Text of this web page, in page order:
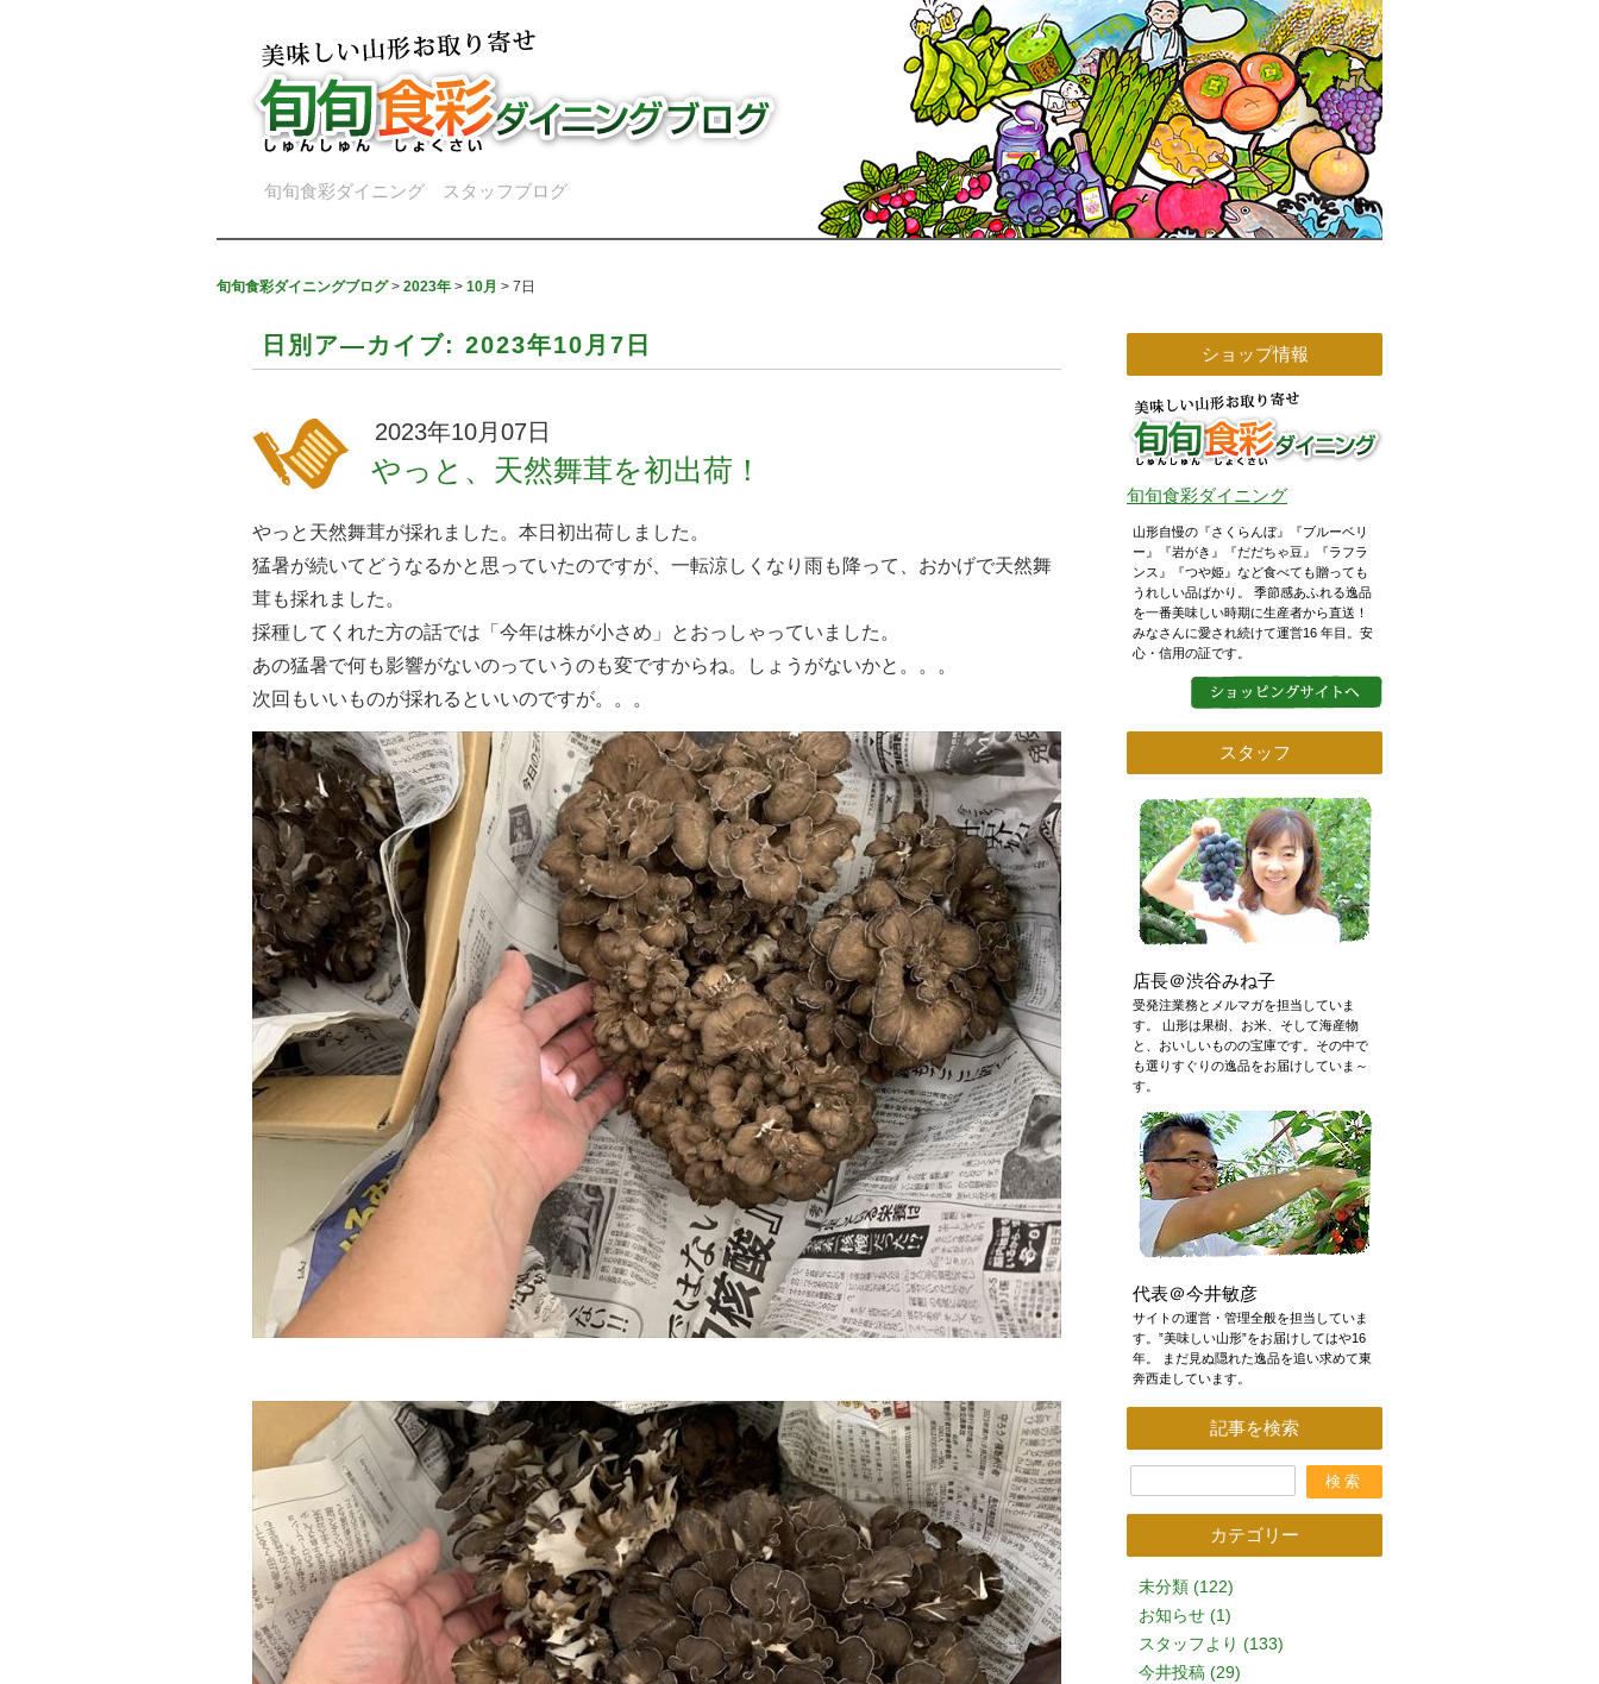
旬旬食彩ダイニング スタッフブログ
旬旬食彩ダイニングブログ> 2023年 > 10月 > 7日
日別ア―カイブ: 2023年10月7日
2023年10月07日
やっと、天然舞茸を初出荷！
やっと天然舞茸が採れました。本日初出荷しました。
猛暑が続いてどうなるかと思っていたのですが、一転涼しくなり雨も降って、おかげで天然舞
茸も採れました。
採種してくれた方の話では「今年は株が小さめ」とおっしゃっていました。
あの猛暑で何も影響がないのっていうのも変ですからね。しょうがないかと。。。
次回もいいものが採れるといいのですが。。。
ショップ情報
旬旬食彩ダイニング
山形自慢の『さくらんぼ』『ブルーベリ
ー』『岩がき』『だだちゃ豆』『ラフラ
ンス』『つや姫』など食べても贈っても
うれしい品ばかり。 季節感あふれる逸品
を一番美味しい時期に生産者から直送！
みなさんに愛され続けて運営16 年目。安
心・信用の証です。
スタッフ
店長＠渋谷みね子
受発注業務とメルマガを担当していま
す。 山形は果樹、お米、そして海産物
と、おいしいものの宝庫です。その中で
も選りすぐりの逸品をお届けしていま～
す。
代表＠今井敏彦
サイトの運営・管理全般を担当していま
す。”美味しい山形”をお届けしてはや16
年。 まだ見ぬ隠れた逸品を追い求めて東
奔西走しています。
記事を検索
カテゴリー
未分類 (122)
お知らせ (1)
スタッフより (133)
今井投稿 (29)